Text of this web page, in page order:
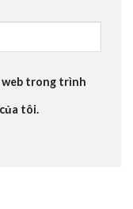
web trong trình
tôi.